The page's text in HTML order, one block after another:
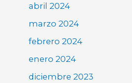
abril 2024
marzo 2024
febrero 2024
enero 2024
diciembre 2023